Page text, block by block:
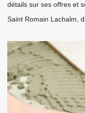
détails sur ses offres et
Saint Romain Lachalm,